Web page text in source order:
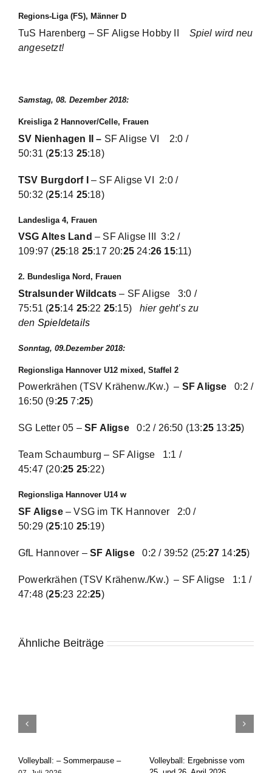
Regions-Liga (FS), Männer D
TuS Harenberg – SF Aligse Hobby II Spiel wird neu
angesetzt!
Samstag, 08. Dezember 2018:
Kreisliga 2 Hannover/Celle, Frauen
SV Nienhagen II – SF Aligse VI 2:0 /
50:31 (25:13 25:18)
TSV Burgdorf I – SF Aligse VI 2:0 /
50:32 (25:14 25:18)
Landesliga 4, Frauen
VSG Altes Land – SF Aligse III3:2 /
109:97 (25:18 25:17 20:25 24:26 15:11)
2. Bundesliga Nord, Frauen
Stralsunder Wildcats– SF Aligse3:0 /
75:51 (25:14 25:22 25:15) hier geht’s zu
den Spieldetails
Sonntag, 09.Dezember 2018:
Regionsliga Hannover U12 mixed, Staffel 2
Powerkrähen (TSV Krähenw./Kw.) – SF Aligse0:2 /
16:50 (9:25 7:25)
SG Letter 05 – SF Aligse0:2 / 26:50 (13:25 13:25)
Team Schaumburg – SF Aligse 1:1 /
45:47 (20:25 25:22)
Regionsliga Hannover U14 w
SF Aligse– VSG im TK Hannover 2:0 /
50:29 (25:10 25:19)
GfL Hannover – SF Aligse0:2 / 39:52 (25:27 14:25)
Powerkrähen (TSV Krähenw./Kw.) – SF Aligse 1:1 /
47:48 (25:23 22:25)
Ähnliche Beiträge
Volleyball: – Sommerpause –
Volleyball: Ergebnisse vom